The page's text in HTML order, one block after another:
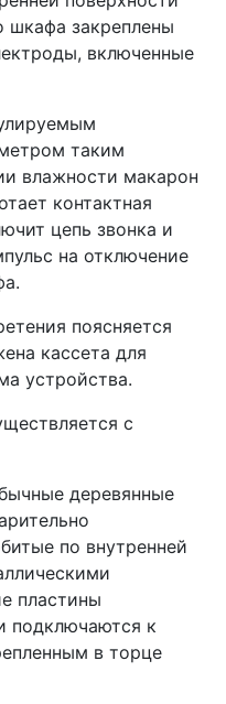
шкафа закреплены
включенные
таким
влажности макарон
контактная
цепь звонка и
на отключение
поясняется
кассета для
устройства.
с
деревянные
по внутренней
пластины
подключаются к
в торце